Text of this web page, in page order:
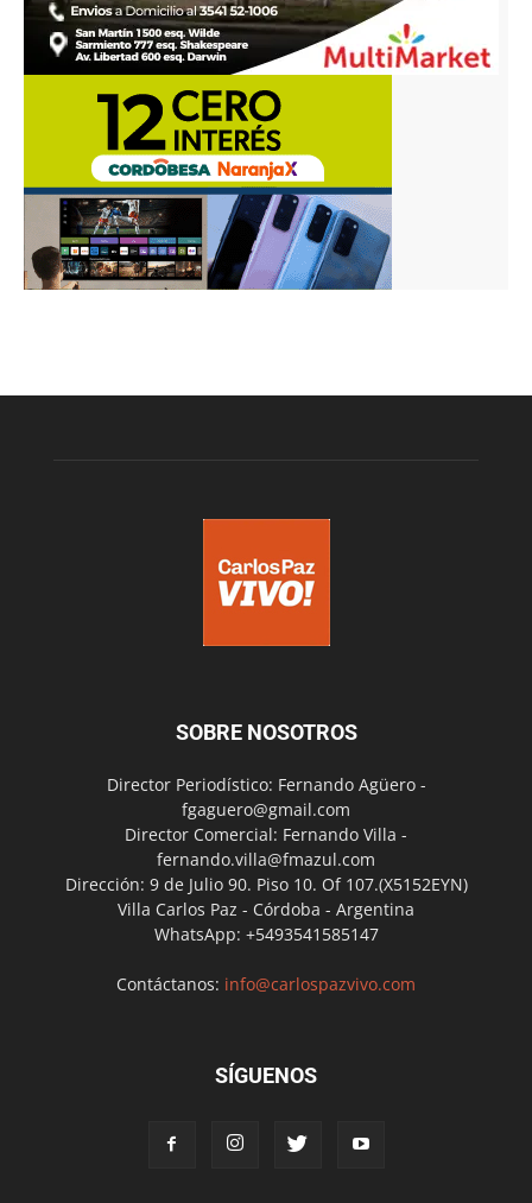
SOBRE NOSOTROS
Director Periodístico: Fernando Agüero -
fgaguero@gmail.com
Director Comercial: Fernando Villa -
fernando.villa@fmazul.com
Dirección: 9 de Julio 90. Piso 10. Of 107.(X5152EYN)
Villa Carlos Paz - Córdoba - Argentina
WhatsApp: +5493541585147
Contáctanos: info@carlospazvivo.com
SÍGUENOS